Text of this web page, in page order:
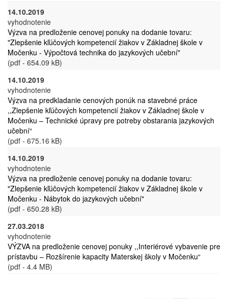
14.10.2019
vyhodnotenie
Výzva na predloženie cenovej ponuky na dodanie tovaru:
"Zlepšenie kľúčových kompetencií žiakov v Základnej škole v
Močenku - Výpočtová technika do jazykových učební"
(pdf - 654.09 kB)
14.10.2019
vyhodnotenie
Výzva na predkladanie cenových ponúk na stavebné práce
,,Zlepšenie kľúčových kompetencií žiakov v Základnej škole v
Močenku – Technické úpravy pre potreby obstarania jazykových
učební“
(pdf - 675.16 kB)
14.10.2019
vyhodnotenie
Výzva na predloženie cenovej ponuky na dodanie tovaru:
"Zlepšenie kľúčových kompetencií žiakov v Základnej škole v
Močenku - Nábytok do jazykových učební"
(pdf - 650.28 kB)
27.03.2018
vyhodnotenie
VÝZVA na predloženie cenovej ponuky ,,Interiérové vybavenie pre
prístavbu – Rozšírenie kapacity Materskej školy v Močenku“
(pdf - 4.4 MB)